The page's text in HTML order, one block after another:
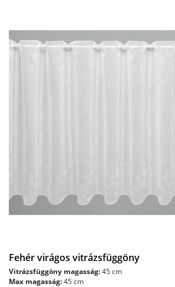
Fehér virágos vitrázsfüggöny
Vitrázsfüggöny magasság:45 cm
Max magasság:45 cm